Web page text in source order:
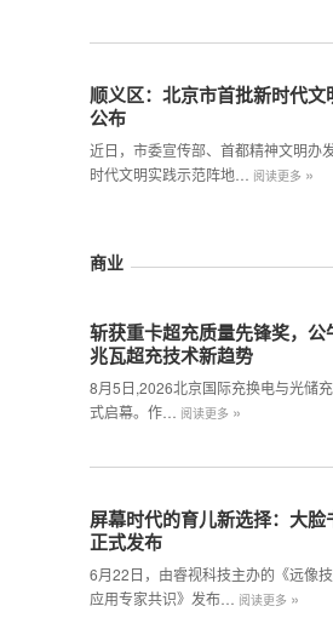
顺义区：北京市首批新时代
公布
近日，市委宣传部、首都精神文明办
时代文明实践示范阵地…
阅读更多 »
商业
斩获重卡超充质量先锋奖，
兆瓦超充技术新趋势
8月5日,2026北京国际充换电与光储
式启幕。作…
阅读更多 »
屏幕时代的育儿新选择：大脸
正式发布
6月22日，由睿视科技主办的《远像
应用专家共识》发布…
阅读更多 »